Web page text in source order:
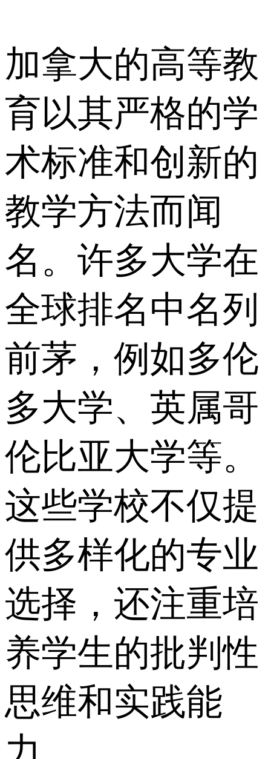
加拿大的高等教
育以其严格的学
术标准和创新的
教学方法而闻
名。许多大学在
全球排名中名列
前茅，例如多伦
多大学、英属哥
伦比亚大学等。
这些学校不仅提
供多样化的专业
选择，还注重培
养学生的批判性
思维和实践能